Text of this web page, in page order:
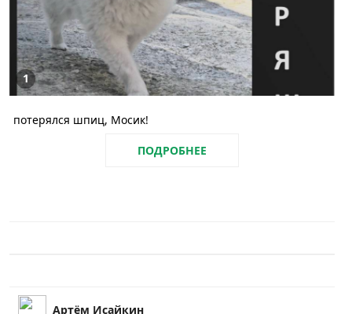
1
потерялся шпиц, Мосик!
ПОДРОБНЕЕ
Артём Исайкин